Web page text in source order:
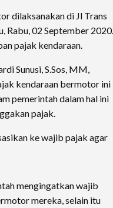
dilaksanakan di Jl Trans
Rabu, 02 September 2020.
pajak kendaraan.
Sunusi, S.Sos, MM,
kendaraan bermotor ini
pemerintah dalam hal ini
pajak.
ke wajib pajak agar
mengingatkan wajib
mereka, selain itu